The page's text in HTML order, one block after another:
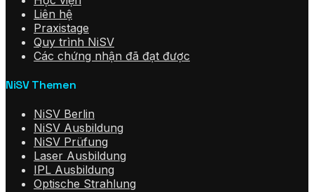
Liên hệ
Praxistage
Quy trình NiSV
Các chứng nhận đã đạt được
NiSV Themen
NiSV Berlin
NiSV Ausbildung
NiSV Prüfung
Laser Ausbildung
IPL Ausbildung
Optische Strahlung